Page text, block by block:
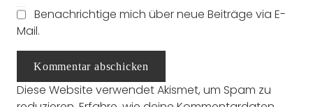
Benachrichtige mich über neue Beiträge via E-
Mail.
Kommentar abschicken
Diese Website verwendet Akismet, um Spam zu